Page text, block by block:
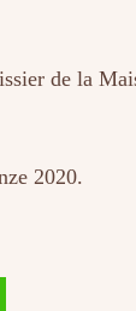
de la
2020.